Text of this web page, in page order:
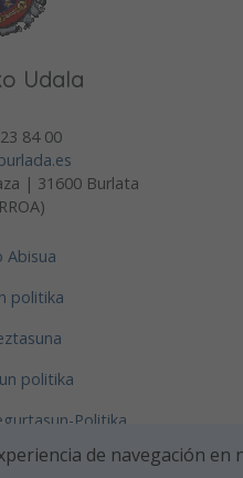
Udala
84 00
| 31600 Burlata
Abisua
politika
politika
Politika
de navegación